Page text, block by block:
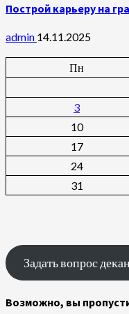
Построй карьеру на
admin 14.11.2025
Пн
3
10
17
24
31
Задать вопрос
Возможно, вы